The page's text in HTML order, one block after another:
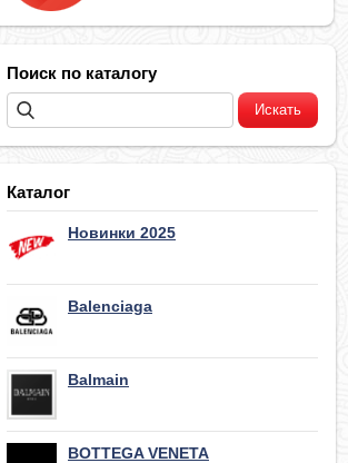
Поиск по каталогу
Каталог
Новинки 2025
Balenciaga
Balmain
BOTTEGA VENETA